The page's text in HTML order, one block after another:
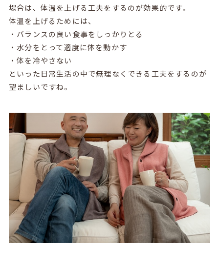
場合は、体温を上げる工夫をするのが効果的です。
体温を上げるためには、
・バランスの良い食事をしっかりとる
・水分をとって適度に体を動かす
・体を冷やさない
といった日常生活の中で無理なくできる工夫をするのが
望ましいですね。